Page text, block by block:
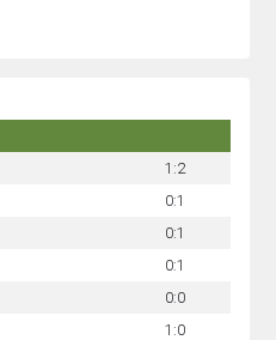
1:2
0:1
0:1
0:1
0:0
1:0